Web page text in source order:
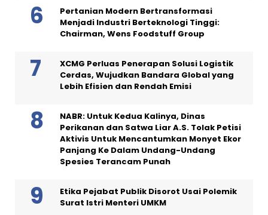
Pertanian Modern Bertransformasi
Menjadi Industri Berteknologi Tinggi:
Chairman, Wens Foodstuff Group
XCMG Perluas Penerapan Solusi Logistik
Cerdas, Wujudkan Bandara Global yang
Lebih Efisien dan Rendah Emisi
NABR: Untuk Kedua Kalinya, Dinas
Perikanan dan Satwa Liar A.S. Tolak Petisi
Aktivis Untuk Mencantumkan Monyet Ekor
Panjang Ke Dalam Undang-Undang
Spesies Terancam Punah
Etika Pejabat Publik Disorot Usai Polemik
Surat Istri Menteri UMKM